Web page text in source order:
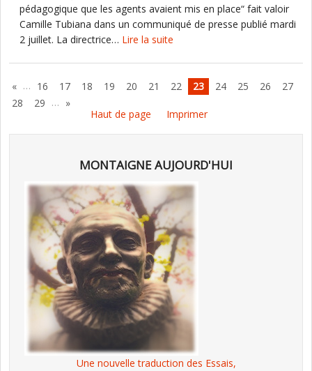
pédagogique que les agents avaient mis en place“ fait valoir
Camille Tubiana dans un communiqué de presse publié mardi
2 juillet. La directrice… Lire la suite
« … 16 17 18 19 20 21 22 23 24 25 26
27
28
29 … »
Haut de page
Imprimer
MONTAIGNE AUJOURD'HUI
Une nouvelle traduction des Essais,